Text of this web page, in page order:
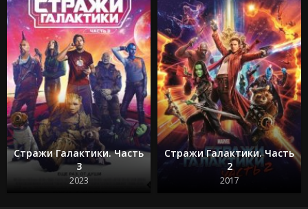
Стражи Галактики. Часть
3
2023
Стражи Галактики. Часть
2
2017